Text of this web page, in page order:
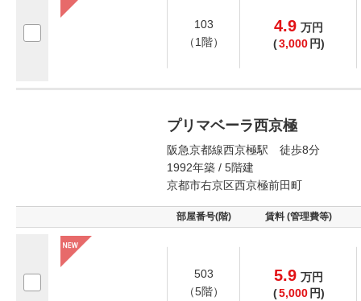
103
（1階）
4.9 万円
(3,000 円)
プリマベーラ西京極
阪急京都線西京極駅 徒歩8分
1992年築 / 5階建
京都市右京区西京極前田町
部屋番号(階) 賃料 (管理費等)
503
（5階）
5.9 万円
(5,000 円)